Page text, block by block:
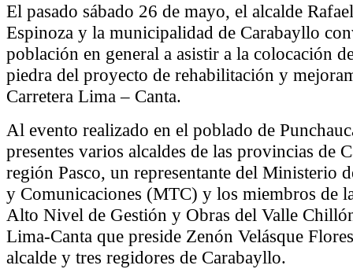
El pasado sábado 26 de mayo, el alcalde
Espinoza y la municipalidad de Carabayllo
población en general a asistir a la colocación
piedra del proyecto de rehabilitación y
Carretera Lima – Canta.
Al evento realizado en el poblado de
presentes varios alcaldes de las provincias de
región Pasco, un representante del Ministerio
y Comunicaciones (MTC) y los miembros de
Alto Nivel de Gestión y Obras del Valle
Lima-Canta que preside Zenón Velásque
alcalde y tres regidores de Carabayllo.